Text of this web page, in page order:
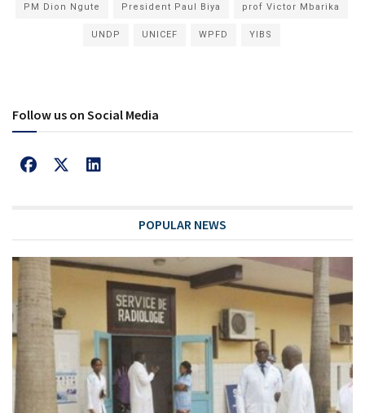
PM Dion Ngute President Paul Biya prof Victor Mbarika
UNDP UNICEF WPFD YIBS
Follow us on Social Media
POPULAR NEWS